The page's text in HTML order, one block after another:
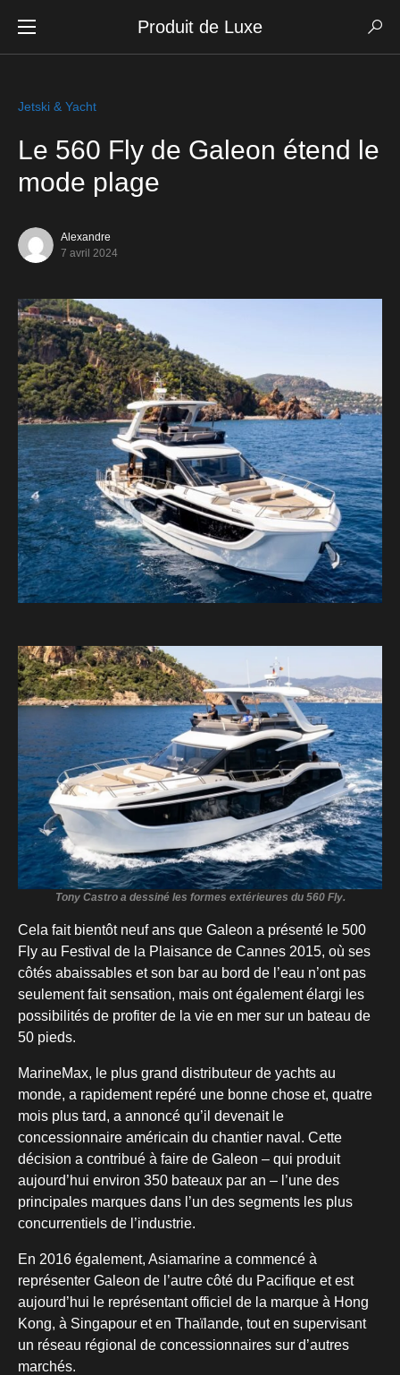
Produit de Luxe
Jetski & Yacht
Le 560 Fly de Galeon étend le
mode plage
Alexandre
7 avril 2024
Tony Castro a dessiné les formes extérieures du 560 Fly.
Cela fait bientôt neuf ans que Galeon a présenté le 500
Fly au Festival de la Plaisance de Cannes 2015, où ses
côtés abaissables et son bar au bord de l’eau n’ont pas
seulement fait sensation, mais ont également élargi les
possibilités de profiter de la vie en mer sur un bateau de
50 pieds.
MarineMax, le plus grand distributeur de yachts au
monde, a rapidement repéré une bonne chose et, quatre
mois plus tard, a annoncé qu’il devenait le
concessionnaire américain du chantier naval. Cette
décision a contribué à faire de Galeon – qui produit
aujourd’hui environ 350 bateaux par an – l’une des
principales marques dans l’un des segments les plus
concurrentiels de l’industrie.
En 2016 également, Asiamarine a commencé à
représenter Galeon de l’autre côté du Pacifique et est
aujourd’hui le représentant officiel de la marque à Hong
Kong, à Singapour et en Thaïlande, tout en supervisant
un réseau régional de concessionnaires sur d’autres
marchés.